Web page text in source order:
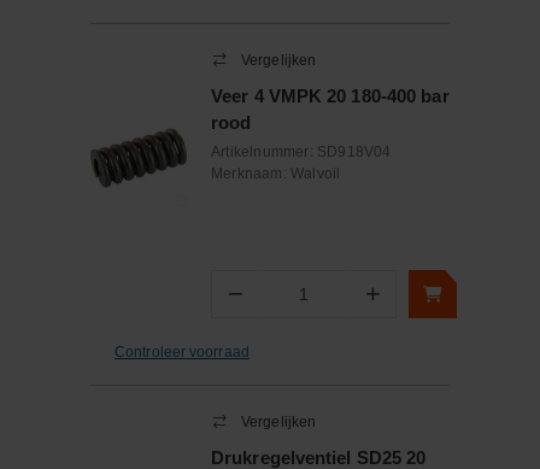
Vergelijken
Veer 4 VMPK 20 180-400 bar
rood
Artikelnummer: SD918V04
Merknaam: Walvoil
− Aantal +
Controleer voorraad
Vergelijken
Drukregelventiel SD25 20